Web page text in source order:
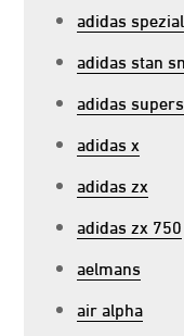
adidas spezial
adidas stan
adidas
adidas x
adidas zx
adidas zx 750
aelmans
air alpha